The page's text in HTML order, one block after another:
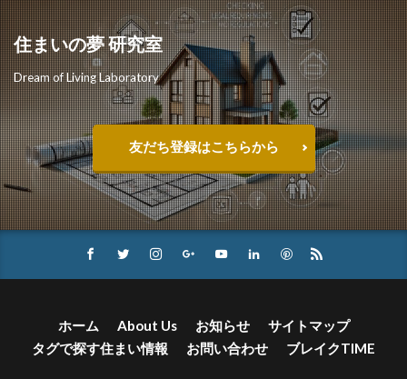
住まいの夢 研究室
Dream of Living Laboratory
友だち登録はこちらから
ホーム About Us お知らせ
サイトマップ
タグで探す住まい情報
お問い合わせ ブレイクTIME